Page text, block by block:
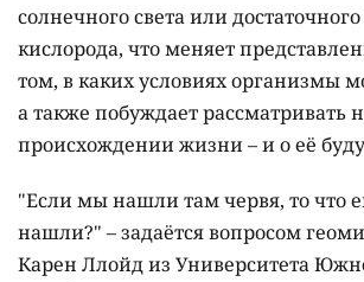
солнечного света или
кислорода, что меняет
том, в каких условиях организмы
а также побуждает рассматривать
происхождении жизни – и о её
"Если мы нашли там червя, то что
нашли?" – задаётся вопросом
Карен Ллойд из Университета